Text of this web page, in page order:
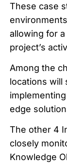
These case
allowing for
project’s
Among the
locations will
edge
The other 4
closely
Knowledge